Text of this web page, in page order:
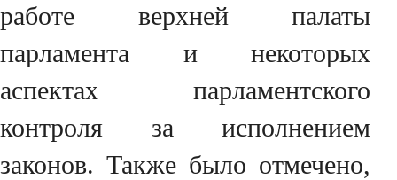
работе верхней палаты
парламента и некоторых
аспектах парламентского
контроля за исполнением
законов. Также было отмечено,